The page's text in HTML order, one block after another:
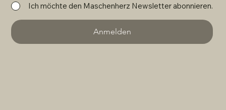
Anmelden
Ich möchte den Maschenherz Newsletter abonnieren.